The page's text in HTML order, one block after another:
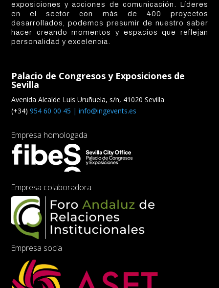
exposiciones y acciones de comunicación. Líderes
en el sector con más de 400 proyectos
desarrollados, podemos presumir de nuestro saber
hacer creando momentos y espacios que reflejan
personalidad y excelencia.
Palacio de Congresos y Exposiciones de
Sevilla
Avenida Alcalde Luis Uruñuela, s/n, 41020 Sevilla
(+34) 954 60 00 45 |info@ingevents.es
Empresa homologada
Empresa colaboradora
Empresa socia